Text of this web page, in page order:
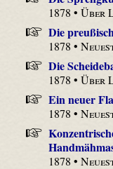
1878 •Über
Die
1878 •
Die
1878 •Über
Ein neuer
1878 •
1878 •